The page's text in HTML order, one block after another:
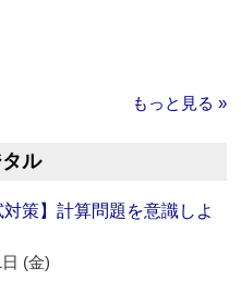
もっと見る »
ル
対策】計算問題を意識しよ
(金)